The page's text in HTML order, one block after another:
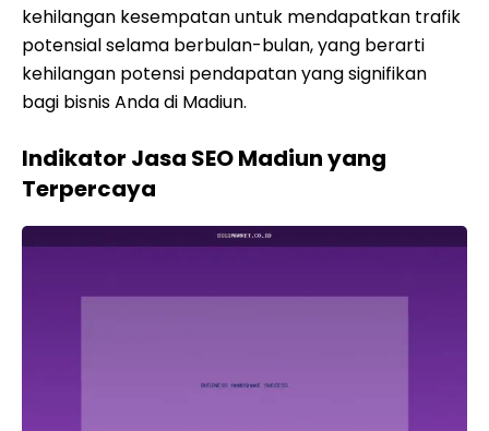
kehilangan kesempatan untuk mendapatkan trafik
potensial selama berbulan-bulan, yang berarti
kehilangan potensi pendapatan yang signifikan
bagi bisnis Anda di Madiun.
Indikator Jasa SEO Madiun yang
Terpercaya